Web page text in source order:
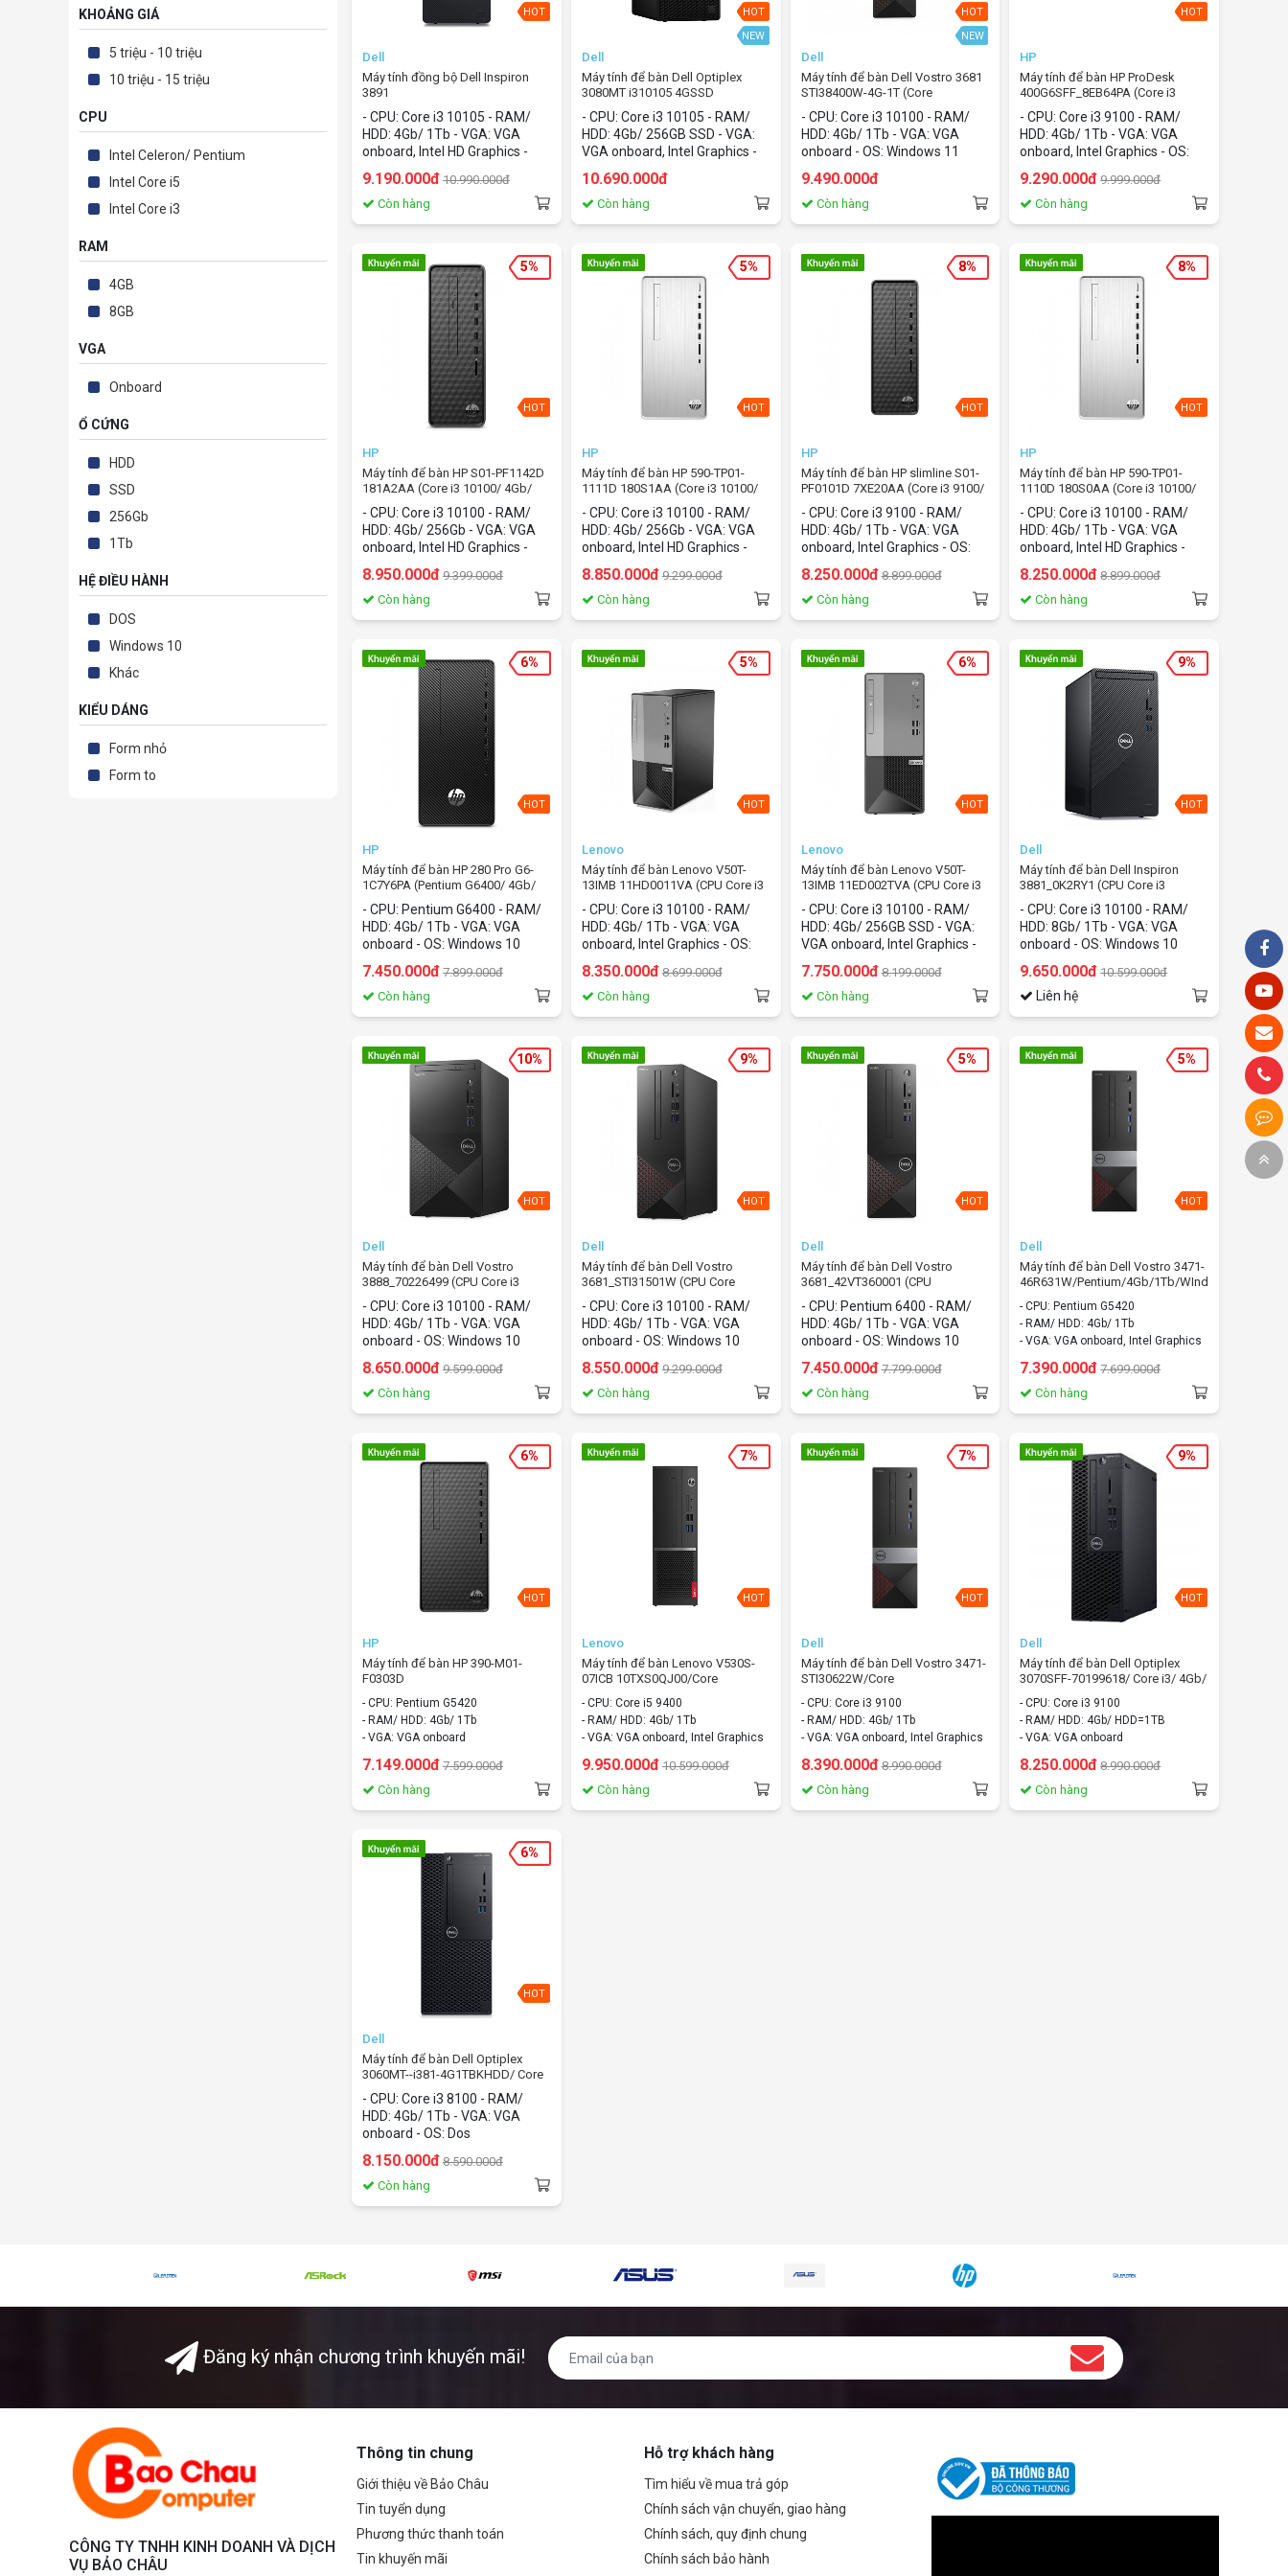
KHOẢNG GIÁ
5 triệu - 10 triệu
10 triệu - 15 triệu
CPU
Intel Celeron/ Pentium
Intel Core i5
Intel Core i3
RAM
4GB
8GB
VGA
Onboard
Ổ CỨNG
HDD
SSD
256Gb
1Tb
HỆ ĐIỀU HÀNH
DOS
Windows 10
Khác
KIỂU DÁNG
Form nhỏ
Form to
HOT
Dell
Máy tính đồng bộ Dell Inspiron
3891
- CPU: Core i3 10105 - RAM/
HDD: 4Gb/ 1Tb - VGA: VGA
onboard, Intel HD Graphics -
Language 64-bit + Office Home
and Student 2021
9.190.000đ 10.990.000đ
Còn hàng
HOT
NEW
Dell
Máy tính để bàn Dell Optiplex
3080MT i310105 4GSSD
- CPU: Core i3 10105 - RAM/
HDD: 4Gb/ 256GB SSD - VGA:
VGA onboard, Intel Graphics -
10.690.000đ
Còn hàng
HOT
NEW
Dell
Máy tính để bàn Dell Vostro 3681
STI38400W-4G-1T (Core
SL/Office Home and Student
2021)
- CPU: Core i3 10100 - RAM/
HDD: 4Gb/ 1Tb - VGA: VGA
onboard - OS: Windows 11
Student 2021
9.490.000đ
Còn hàng
HOT
HP
Máy tính để bàn HP ProDesk
400G6SFF_8EB64PA (Core i3
- CPU: Core i3 9100 - RAM/
HDD: 4Gb/ 1Tb - VGA: VGA
onboard, Intel Graphics - OS:
9.290.000đ 9.999.000đ
Còn hàng
HOT
HP
Máy tính để bàn HP S01-PF1142D
181A2AA (Core i3 10100/ 4Gb/
SSD 256Gb/ Windows 10)
- CPU: Core i3 10100 - RAM/
HDD: 4Gb/ 256Gb - VGA: VGA
onboard, Intel HD Graphics -
OS: Windows 10 home
8.950.000đ 9.399.000đ
5%
Còn hàng
HOT
HP
Máy tính để bàn HP 590-TP01-
1111D 180S1AA (Core i3 10100/
4Gb/ SSD 256Gb/ Windows 10)
- CPU: Core i3 10100 - RAM/
HDD: 4Gb/ 256Gb - VGA: VGA
onboard, Intel HD Graphics -
OS: Windows 10 home
8.850.000đ 9.299.000đ
5%
Còn hàng
HOT
HP
Máy tính để bàn HP slimline S01-
PF0101D 7XE20AA (Core i3 9100/
4Gb/ HDD 1Tb/ Windows 10)
- CPU: Core i3 9100 - RAM/
HDD: 4Gb/ 1Tb - VGA: VGA
onboard, Intel Graphics - OS:
Windows 10 home
8.250.000đ 8.899.000đ
8%
Còn hàng
HOT
HP
Máy tính để bàn HP 590-TP01-
1110D 180S0AA (Core i3 10100/
4Gb/ HDD 1Tb/ Windows 10)
- CPU: Core i3 10100 - RAM/
HDD: 4Gb/ 1Tb - VGA: VGA
onboard, Intel HD Graphics -
OS: Windows 10 home
8.250.000đ 8.899.000đ
8%
Còn hàng
HOT
HP
Máy tính để bàn HP 280 Pro G6-
1C7Y6PA (Pentium G6400/ 4Gb/
HDD 1Tb/ Windows 10)
- CPU: Pentium G6400 - RAM/
HDD: 4Gb/ 1Tb - VGA: VGA
onboard - OS: Windows 10
7.450.000đ 7.899.000đ
6%
Còn hàng
HOT
Lenovo
Máy tính để bàn Lenovo V50T-
13IMB 11HD0011VA (CPU Core i3
10100/4Gb/HDD 1Tb/Dos)
- CPU: Core i3 10100 - RAM/
HDD: 4Gb/ 1Tb - VGA: VGA
onboard, Intel Graphics - OS:
8.350.000đ 8.699.000đ
5%
Còn hàng
HOT
Lenovo
Máy tính để bàn Lenovo V50T-
13IMB 11ED002TVA (CPU Core i3
10100/4Gb/SSD 256Gb/Dos)
- CPU: Core i3 10100 - RAM/
HDD: 4Gb/ 256GB SSD - VGA:
VGA onboard, Intel Graphics -
7.750.000đ 8.199.000đ
6%
Còn hàng
HOT
Dell
Máy tính để bàn Dell Inspiron
3881_0K2RY1 (CPU Core i3
10100/8Gb/1Tb/WIndows 10
home)
- CPU: Core i3 10100 - RAM/
HDD: 8Gb/ 1Tb - VGA: VGA
onboard - OS: Windows 10
9.650.000đ 10.599.000đ
9%
Liên hệ
HOT
Dell
Máy tính để bàn Dell Vostro
3888_70226499 (CPU Core i3
home)
- CPU: Core i3 10100 - RAM/
HDD: 4Gb/ 1Tb - VGA: VGA
onboard - OS: Windows 10
8.650.000đ 9.599.000đ
10%
Còn hàng
HOT
Dell
Máy tính để bàn Dell Vostro
3681_STI31501W (CPU Core
- CPU: Core i3 10100 - RAM/
HDD: 4Gb/ 1Tb - VGA: VGA
onboard - OS: Windows 10
8.550.000đ 9.299.000đ
9%
Còn hàng
HOT
Dell
Máy tính để bàn Dell Vostro
3681_42VT360001 (CPU
home)
- CPU: Pentium 6400 - RAM/
HDD: 4Gb/ 1Tb - VGA: VGA
onboard - OS: Windows 10
7.450.000đ 7.799.000đ
5%
Còn hàng
HOT
Dell
Máy tính để bàn Dell Vostro 3471-
46R631W/Pentium/4Gb/1Tb/WIndows
- CPU: Pentium G5420
- RAM/ HDD: 4Gb/ 1Tb
- VGA: VGA onboard, Intel Graphics
7.390.000đ 7.699.000đ
5%
Còn hàng
HOT
HP
Máy tính để bàn HP 390-M01-
F0303D
10 home
- CPU: Pentium G5420
- RAM/ HDD: 4Gb/ 1Tb
- VGA: VGA onboard
7.149.000đ 7.599.000đ
6%
Còn hàng
HOT
Lenovo
Máy tính để bàn Lenovo V530S-
07ICB 10TXS0QJ00/Core
- CPU: Core i5 9400
- RAM/ HDD: 4Gb/ 1Tb
- VGA: VGA onboard, Intel Graphics
9.950.000đ 10.599.000đ
7%
Còn hàng
HOT
Dell
Máy tính để bàn Dell Vostro 3471-
STI30622W/Core
- CPU: Core i3 9100
- RAM/ HDD: 4Gb/ 1Tb
- VGA: VGA onboard, Intel Graphics
8.390.000đ 8.990.000đ
7%
Còn hàng
HOT
Dell
Máy tính để bàn Dell Optiplex
3070SFF-70199618/ Core i3/ 4Gb/
- CPU: Core i3 9100
- RAM/ HDD: 4Gb/ HDD=1TB
- VGA: VGA onboard
8.250.000đ 8.990.000đ
9%
Còn hàng
HOT
Dell
Máy tính để bàn Dell Optiplex
3060MT--i381-4G1TBKHDD/ Core
i3/ 4Gb/ 1Tb/ Dos
- CPU: Core i3 8100 - RAM/
HDD: 4Gb/ 1Tb - VGA: VGA
onboard - OS: Dos
8.150.000đ 8.590.000đ
6%
Còn hàng
Đăng ký nhận chương trình khuyến mãi!
CÔNG TY TNHH KINH DOANH VÀ DỊCH
VỤ BẢO CHÂU
Thông tin chung
Giới thiệu về Bảo Châu
Tin tuyển dụng
Phương thức thanh toán
Tin khuyến mãi
Hỗ trợ khách hàng
Tìm hiểu về mua trả góp
Chính sách vận chuyển, giao hàng
Chính sách, quy định chung
Chính sách bảo hành